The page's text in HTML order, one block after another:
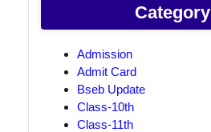
Category
Admission
Admit Card
Bseb Update
Class-10th
Class-11th